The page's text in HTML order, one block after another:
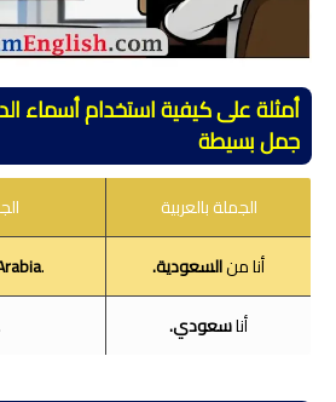
أمثلة على كيفية استخدام أسماء
جمل بسيطة
الجملة بالعربية
أنا منالسعودية. .I am from
أناسعودي.